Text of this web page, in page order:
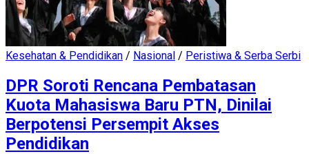
Kesehatan & Pendidikan / Nasional / Peristiwa & Serba Serbi
DPR Soroti Rencana Pembatasan
Kuota Mahasiswa Baru PTN, Dinilai
Berpotensi Persempit Akses
Pendidikan